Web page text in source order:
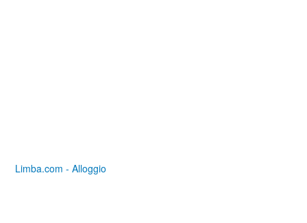
Limba.com - Alloggio